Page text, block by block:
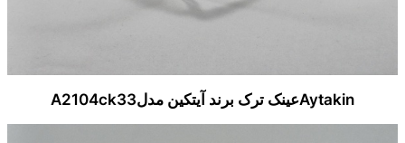
Aytakinعینک ترک برند آیتکین مدلA2104ck33